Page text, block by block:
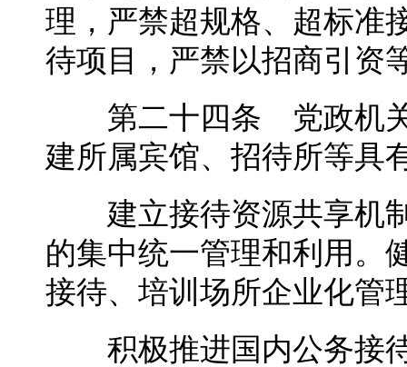
理，严禁超规格、超标准
待项目，严禁以招商引资
第二十四条 党政机关
建所属宾馆、招待所等具
建立接待资源共享机制
的集中统一管理和利用。
接待、培训场所企业化管
积极推进国内公务接待